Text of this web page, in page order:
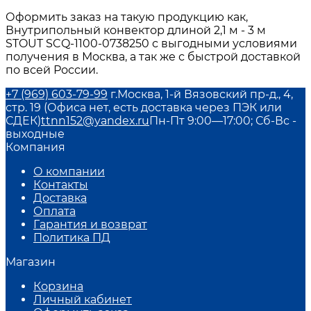
Оформить заказ на такую продукцию как,
Внутрипольный конвектор длиной 2,1 м - 3 м
STOUT SCQ-1100-0738250 с выгодными условиями
получения в Москва, а так же с быстрой доставкой
по всей России.
+7 (969) 603-79-99 г.Москва, 1-й Вязовский пр-д., 4,
стр. 19 (Офиса нет, есть доставка через ПЭК или
СДЕК)ttnn152@yandex.ruПн-Пт 9:00—17:00; Сб-Вс -
выходные
Компания
О компании
Контакты
Доставка
Оплата
Гарантия и возврат
Политика ПД
Магазин
Корзина
Личный кабинет